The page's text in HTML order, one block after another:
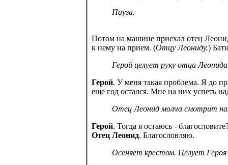
Пауза.
Потом на машине приехал отец
к нему на прием. (Отцу Леониду.)
Герой целует руку отца
Герой. У меня такая проблема. Я до
еще год остался. Мне на них успеть
Отец Леонид молча смотрит на
Герой. Тогда я остаюсь -
Отец Леонид. Благословляю.
Осеняет крестом. Целует Героя